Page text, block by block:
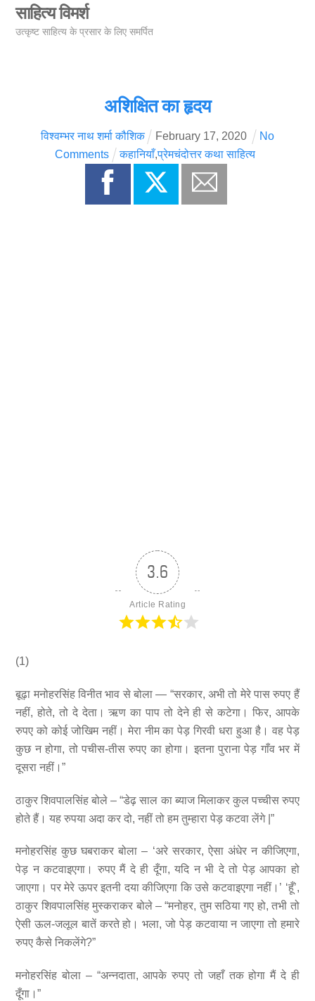
Skipसाहित्य विमर्श
उत्कृष्ट साहित्य के प्रसार के लिए समर्पित
अशिक्षित का हृदय
विश्वम्भर नाथ शर्मा कौशिक February 17, 2020
No
Comments
कहानियाँ,प्रेमचंदोत्तर कथा साहित्य
3.6
Article Rating
(1)
बूढ़ा मनोहरसिंह विनीत भाव से बोला — “सरकार, अभी तो मेरे पास रुपए हैं
नहीं, होते, तो दे देता। ऋण का पाप तो देने ही से कटेगा। फिर, आपके
रुपए को कोई जोखिम नहीं। मेरा नीम का पेड़ गिरवी धरा हुआ है। वह पेड़
कुछ न होगा, तो पचीस-तीस रुपए का होगा। इतना पुराना पेड़ गाँव भर में
दूसरा नहीं।”
ठाकुर शिवपालसिंह बोले – “डेढ़ साल का ब्याज मिलाकर कुल पच्चीस रुपए
होते हैं। यह रुपया अदा कर दो, नहीं तो हम तुम्हारा पेड़ कटवा लेंगे |”
मनोहरसिंह कुछ घबराकर बोला – ‘अरे सरकार, ऐसा अंधेर न कीजिएगा,
पेड़ न कटवाइएगा। रुपए मैं दे ही दूँगा, यदि न भी दे तो पेड़ आपका हो
जाएगा। पर मेरे ऊपर इतनी दया कीजिएगा कि उसे कटवाइएगा नहीं।’ ‘हूँ’,
ठाकुर शिवपालसिंह मुस्कराकर बोले – “मनोहर, तुम सठिया गए हो, तभी तो
ऐसी ऊल-जलूल बातें करते हो। भला, जो पेड़ कटवाया न जाएगा तो हमारे
रुपए कैसे निकलेंगे?”
मनोहरसिंह बोला – “अन्नदाता, आपके रुपए तो जहाँ तक होगा मैं दे ही
दूँगा।”